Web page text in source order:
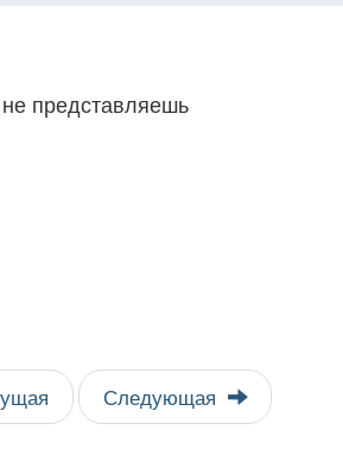
представляешь
Следующая